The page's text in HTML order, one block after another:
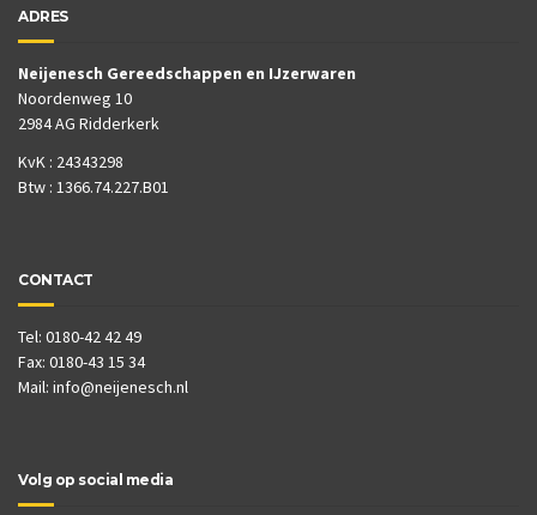
ADRES
Neijenesch Gereedschappen en IJzerwaren
Noordenweg 10
2984 AG Ridderkerk
KvK : 24343298
Btw : 1366.74.227.B01
CONTACT
Tel: 0180-42 42 49
Fax: 0180-43 15 34
Mail: info@neijenesch.nl
Volg op social media